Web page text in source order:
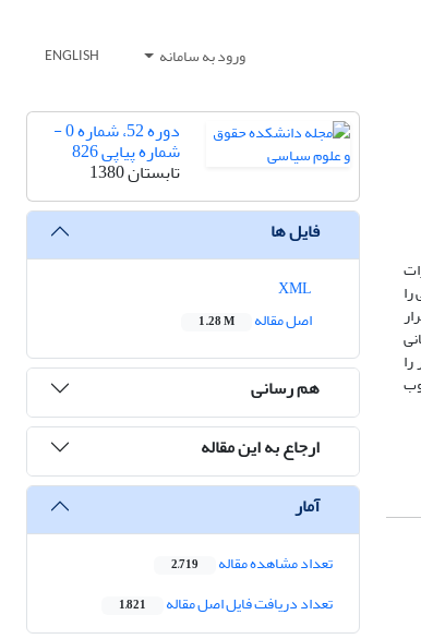
ورود به سامانه ENGLISH
را
دوره 52، شماره 0 -
شماره پیاپی 826
تابستان 1380
فایل ها
اصل مقاله
1.28 M
هم رسانی
ارجاع به این مقاله
آمار
تعداد مشاهده مقاله 2,719
تعداد دریافت فایل اصل مقاله 1,821